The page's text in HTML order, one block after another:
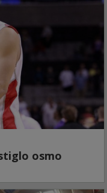
osmo